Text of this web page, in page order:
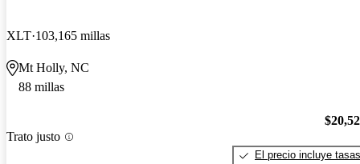
XLT 103,165 millas
Mt Holly, NC
88 millas
Trato justo
El precio incluye tasas